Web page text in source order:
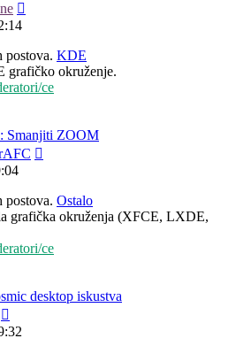
KDE
grafičko okruženje.
ce
Smanjiti ZOOM
Ostalo
grafička okruženja (XFCE, LXDE,
ce
desktop iskustva
post